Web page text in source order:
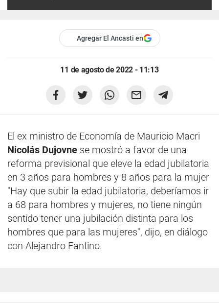
Agregar El Ancasti en
11 de agosto de 2022 - 11:13
El ex ministro de Economía de Mauricio Macri
Nicolás Dujovne se mostró a favor de una
reforma previsional que eleve la edad jubilatoria
en 3 años para hombres y 8 años para la mujer
"Hay que subir la edad jubilatoria, deberíamos ir
a 68 para hombres y mujeres, no tiene ningún
sentido tener una jubilación distinta para los
hombres que para las mujeres", dijo, en diálogo
con Alejandro Fantino.